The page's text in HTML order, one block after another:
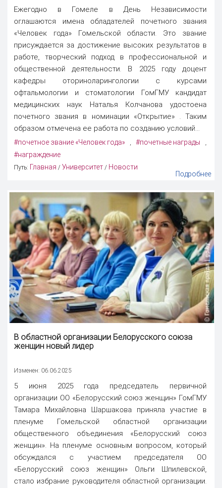
Ежегодно в Гомеле в День Независимости
оглашаются имена обладателей почетного звания
«Человек года» Гомельской области. Это звание
присуждается за достижение высоких результатов в
работе, творческий подход в профессиональной и
общественной деятельности. В 2025 году доцент
кафедры оториноларингологии с курсами
офтальмологии и стоматологии ГомГМУ кандидат
медицинских наук Наталья Колчанова удостоена
почетного звания в номинации «Открытие» . Таким
образом отмечена ее работа по созданию условий...
#почетное звание «Человек года» ,#почетные награды ,
#награждение
Путь: Главная / Университет / Новости
Подробнее
В областной организации Белорусского союза
женщин новый лидер
Изменен: 06.06.2025
5 июня 2025 года председатель первичной
организации ОО «Белорусский союз женщин» ГомГМУ
Тамара Михайловна Шаршакова приняла участие в
пленуме Гомельской областной организации
общественного объединения «Белорусский союз
женщин». На пленуме основным вопросом, который
обсуждался с участием председателя ОО
«Белорусский союз женщин» Ольги Шпилевской,
стало избрание руководителя областной организации.